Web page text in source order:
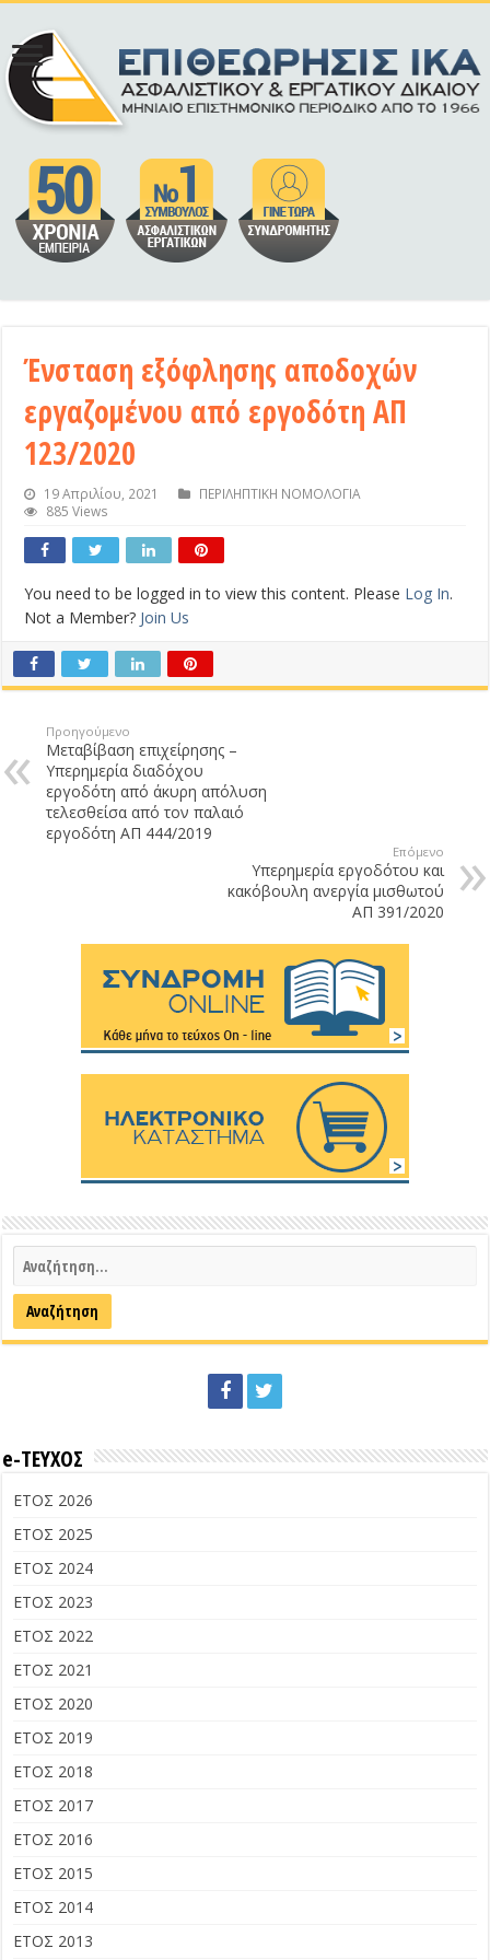
Ένσταση εξόφλησης αποδοχών
εργαζομένου από εργοδότη ΑΠ
123/2020
19 Απριλίου, 2021
ΠΕΡΙΛΗΠΤΙΚΗ ΝΟΜΟΛΟΓΙΑ
885 Views
You need to be logged in to view this content. Please Log In.
Not a Member? Join Us
Προηγούμενο
Μεταβίβαση επιχείρησης –
Υπερημερία διαδόχου
εργοδότη από άκυρη απόλυση
τελεσθείσα από τον παλαιό
εργοδότη ΑΠ 444/2019
Επόμενο
Υπερημερία εργοδότου και
κακόβουλη ανεργία μισθωτού
ΑΠ 391/2020
e-ΤΕΥΧΟΣ
ΕΤΟΣ 2026
ΕΤΟΣ 2025
ΕΤΟΣ 2024
ΕΤΟΣ 2023
ΕΤΟΣ 2022
ΕΤΟΣ 2021
ΕΤΟΣ 2020
ΕΤΟΣ 2019
ΕΤΟΣ 2018
ΕΤΟΣ 2017
ΕΤΟΣ 2016
ΕΤΟΣ 2015
ΕΤΟΣ 2014
ΕΤΟΣ 2013